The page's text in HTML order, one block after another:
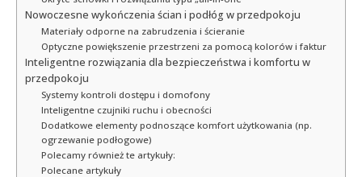
Nowoczesne wykończenia ścian i podłóg w przedpokoju
Materiały odporne na zabrudzenia i ścieranie
Optyczne powiększenie przestrzeni za pomocą kolorów i faktur
Inteligentne rozwiązania dla bezpieczeństwa i komfortu w
przedpokoju
Systemy kontroli dostępu i domofony
Inteligentne czujniki ruchu i obecności
Dodatkowe elementy podnoszące komfort użytkowania (np.
ogrzewanie podłogowe)
Polecamy również te artykuły:
Polecane artykuły